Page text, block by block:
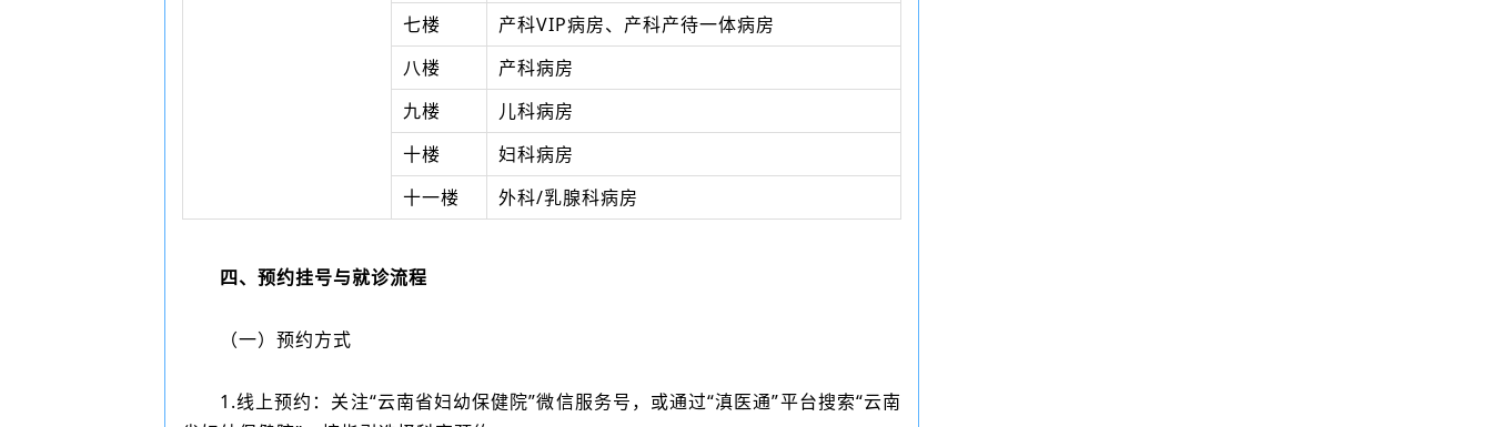
七楼
产科VIP病房、产科产待一体病房
八楼
产科病房
九楼
儿科病房
十楼
妇科病房
十一楼
外科/乳腺科病房
四、预约挂号与就诊流程
（一）预约方式
1.线上预约：关注“云南省妇幼保健院”微信服务号，或通过“滇医通”平台搜索“云南